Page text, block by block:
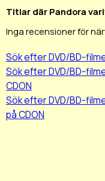
Titlar där Pandora
Inga recensioner för
Sök efter DVD/BD-
Sök efter DVD/BD-
CDON
Sök efter DVD/BD-
på CDON